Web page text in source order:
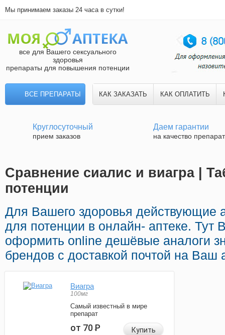
Мы принимаем заказы 24 часа в сутки!
все для Вашего сексуального
здоровья
препараты для повышения потенции
ВСЕ ПРЕПАРАТЫ КАК ЗАКАЗАТЬ КАК ОПЛАТИТЬ
Круглосуточный
прием заказов
Даем гарантии
на качество
Сравнение сиалис и виагра |
потенции
Для Вашего здоровья действующие
для потенции в онлайн- аптеке. Тут
оформить online дешёвые аналоги
брендов с доставкой почтой на Ваш
Виагра
100мг
Самый известный в мире
препарат
от 70Р Купить